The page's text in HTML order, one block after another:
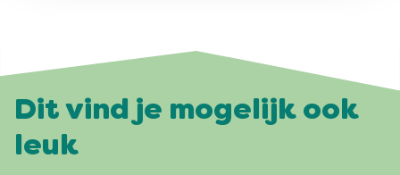
Dit vind je mogelijk ook
leuk